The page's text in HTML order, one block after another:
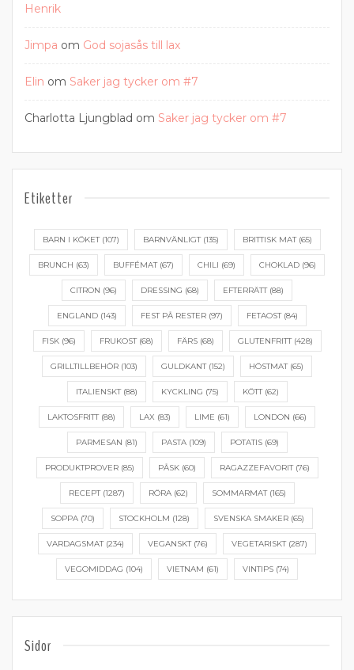
Henrik
Jimpa om God sojasås till lax
Elin om Saker jag tycker om #7
Charlotta Ljungblad om Saker jag tycker om #7
Etiketter
BARN I KÖKET(107) BARNVÄNLIGT(135) BRITTISK MAT(65)
BRUNCH (63) BUFFÉMAT(67) CHILI (69) CHOKLAD (96)
CITRON (96) DRESSING (68) EFTERRÄTT(88)
ENGLAND(143) FEST PÅ RESTER(97) FETAOST(84)
FISK(96) FRUKOST(68) FÄRS(68) GLUTENFRITT(428)
GRILLTILLBEHÖR (103) GULDKANT(152) HÖSTMAT(65)
ITALIENSKT(88) KYCKLING (75) KÖTT(62)
LAKTOSFRITT(88) LAX (83) LIME (61) LONDON (66)
PARMESAN (81) PASTA(109) POTATIS(69)
PRODUKTPROVER(85) PÅSK(60) RAGAZZEFAVORIT(76)
RECEPT(1287) RÖRA(62) SOMMARMAT(165)
SOPPA(70) STOCKHOLM (128) SVENSKA SMAKER(65)
VARDAGSMAT(234) VEGANSKT(76) VEGETARISKT(287)
VEGOMIDDAG (104) VIETNAM (61) VINTIPS (74)
Sidor